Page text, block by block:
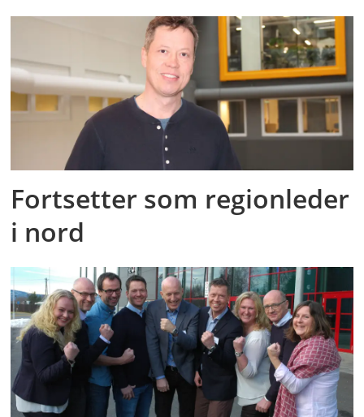
Fortsetter som regionleder
i nord